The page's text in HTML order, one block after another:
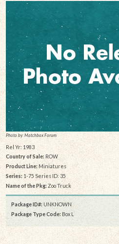
Photo by: Matchbox Forum
Rel Yr: 1983
Country of Sale: ROW
Product Line:Miniatures
Series:1-75 Series ID: 35
Name of the Pkg: Zoo Truck
Package ID#: UNKNOWN
Package Type Code: Box L